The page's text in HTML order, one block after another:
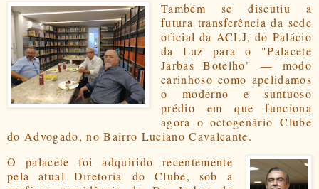
Também se discutiu a
futura transferência da sede
oficial da ACLJ, do Palácio
da Luz para o "Palacete
Jarbas Botelho"— modo
carinhoso como apelidamos
o moderno e suntuoso
prédio em que funciona
agora o octogenário Clube
do Advogado, no Bairro Luciano Cavalcante.
O palacete foi adquirido recentemente
pela atual Diretoria do Clube, sob a